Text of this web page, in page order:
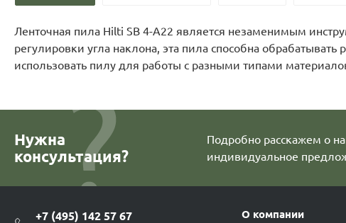
Ленточная пила Hilti SB 4-A22 является незаменимым
регулировки угла наклона, эта пила способна
использовать пилу для работы с разными типами
Нужна
консультация?
Подробно расскажем о
индивидуальное
+7 (495) 142 57 67
О компании